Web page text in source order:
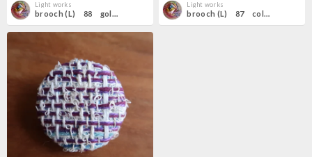
Light works
brooch (L) 88 gold×black
Light works
brooch (L) 87 colorful×white